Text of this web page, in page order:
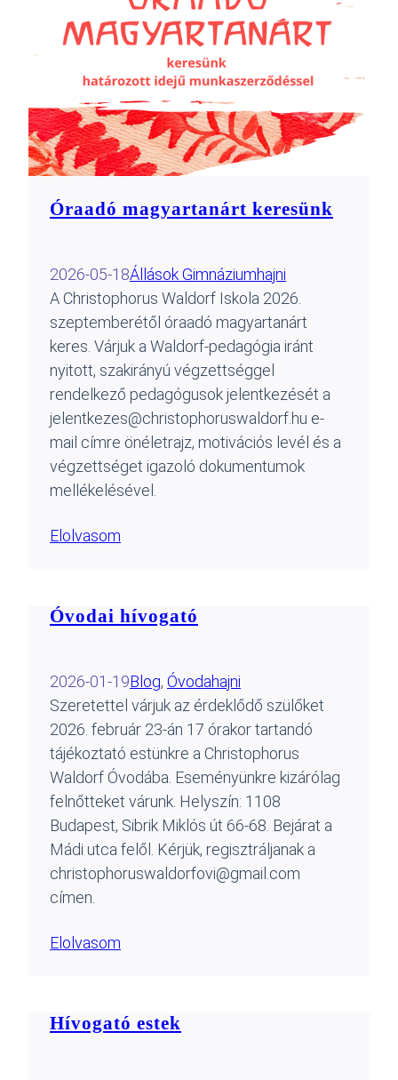
Óraadó magyartanárt keresünk
2026-05-18Állások Gimnáziumhajni
A Christophorus Waldorf Iskola 2026.
szeptemberétől óraadó magyartanárt
keres. Várjuk a Waldorf-pedagógia iránt
nyitott, szakirányú végzettséggel
rendelkező pedagógusok jelentkezését a
jelentkezes@christophoruswaldorf.hu e-
mail címre önéletrajz, motivációs levél és a
végzettséget igazoló dokumentumok
mellékelésével.
Elolvasom
Óvodai hívogató
2026-01-19Blog, Óvodahajni
Szeretettel várjuk az érdeklődő szülőket
2026. február 23-án 17 órakor tartandó
tájékoztató estünkre a Christophorus
Waldorf Óvodába. Eseményünkre kizárólag
felnőtteket várunk. Helyszín: 1108
Budapest, Sibrik Miklós út 66-68. Bejárat a
Mádi utca felől. Kérjük, regisztráljanak a
christophoruswaldorfovi@gmail.com
címen.
Elolvasom
Hívogató estek